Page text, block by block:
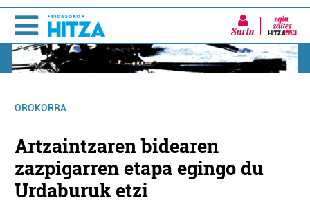
Sartu
OROKORRA
Artzaintzaren bidearen
zazpigarren etapa egingo du
Urdaburuk etzi